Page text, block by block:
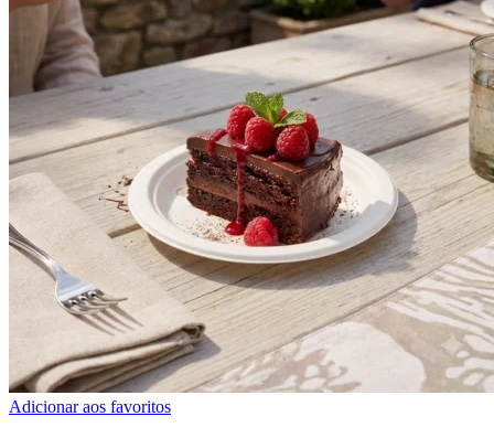
Adicionar aos favoritos